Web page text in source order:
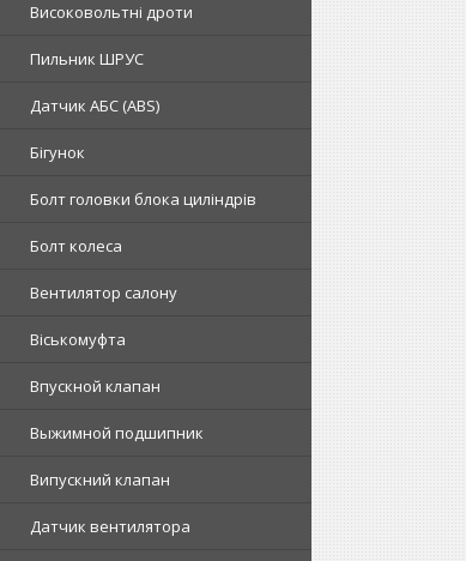
Високовольтні дроти
Пильник ШРУС
Датчик АБС (ABS)
Бігунок
Болт головки блока циліндрів
Болт колеса
Вентилятор салону
Віськомуфта
Впускной клапан
Выжимной подшипник
Випускний клапан
Датчик вентилятора